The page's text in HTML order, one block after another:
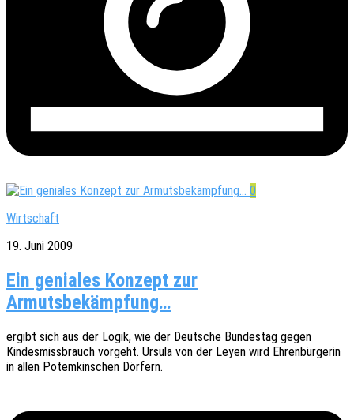
0
Wirtschaft
19. Juni 2009
Ein geniales Konzept zur
Armutsbekämpfung…
ergibt sich aus der Logik, wie der Deut­sche Bundes­tag gegen
Kindes­miss­brauch vorgeht. Ursula von der Leyen wird Ehren­bür­ge­rin
in allen Potem­kin­schen Dörfern.